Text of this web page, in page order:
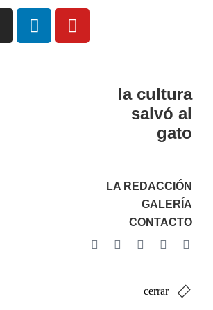
la cultura
salvó al
gato
LA REDACCIÓN
GALERÍA
CONTACTO
cerrar